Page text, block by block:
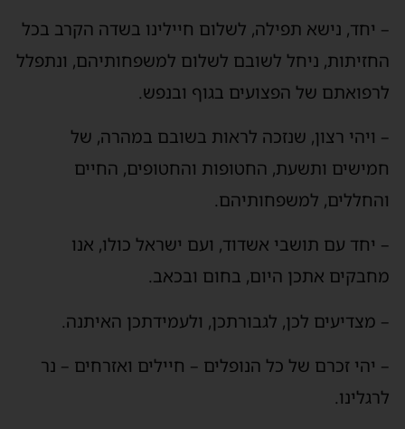
– יחד, נישא תפילה, לשלום חיילינו בשדה הקרב בכל
החזיתות, ניחל לשובם לשלום למשפחותיהם, ונתפלל
לרפואתם של הפצועים בגוף ובנפש.
– ויהי רצון, שנזכה לראות בשובם במהרה, של
חמישים ותשעת, החטופות והחטופים, החיים
והחללים, למשפחותיהם.
– יחד עם תושבי אשדוד, ועם ישראל כולו, אנו
מחבקים אתכן היום, בחום ובכאב.
– מצדיעים לכן, לגבורתכן, ולעמידתכן האיתנה.
– יהי זכרם של כל הנופלים – חיילים ואזרחים – נר
לרגלינו.